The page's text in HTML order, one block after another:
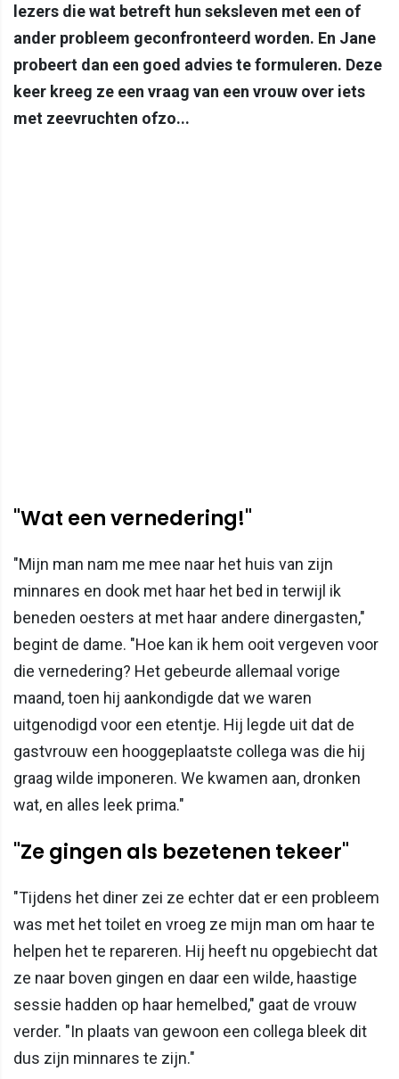
lezers die wat betreft hun seksleven met een of
ander probleem geconfronteerd worden. En Jane
probeert dan een goed advies te formuleren. Deze
keer kreeg ze een vraag van een vrouw over iets
met zeevruchten ofzo...
"Wat een vernedering!"
"Mijn man nam me mee naar het huis van zijn
minnares en dook met haar het bed in terwijl ik
beneden oesters at met haar andere dinergasten,"
begint de dame. "Hoe kan ik hem ooit vergeven voor
die vernedering? Het gebeurde allemaal vorige
maand, toen hij aankondigde dat we waren
uitgenodigd voor een etentje. Hij legde uit dat de
gastvrouw een hooggeplaatste collega was die hij
graag wilde imponeren. We kwamen aan, dronken
wat, en alles leek prima."
"Ze gingen als bezetenen tekeer"
"Tijdens het diner zei ze echter dat er een probleem
was met het toilet en vroeg ze mijn man om haar te
helpen het te repareren. Hij heeft nu opgebiecht dat
ze naar boven gingen en daar een wilde, haastige
sessie hadden op haar hemelbed," gaat de vrouw
verder. "In plaats van gewoon een collega bleek dit
dus zijn minnares te zijn."